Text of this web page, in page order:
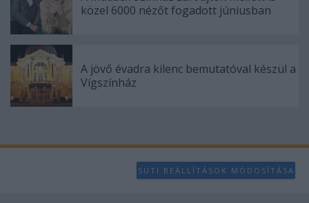
közel 6000 nézőt fogadott júniusban
A jövő évadra kilenc bemutatóval készül a
Vígszínház
SÜTI BEÁLLÍTÁSOK MÓDOSÍTÁSA